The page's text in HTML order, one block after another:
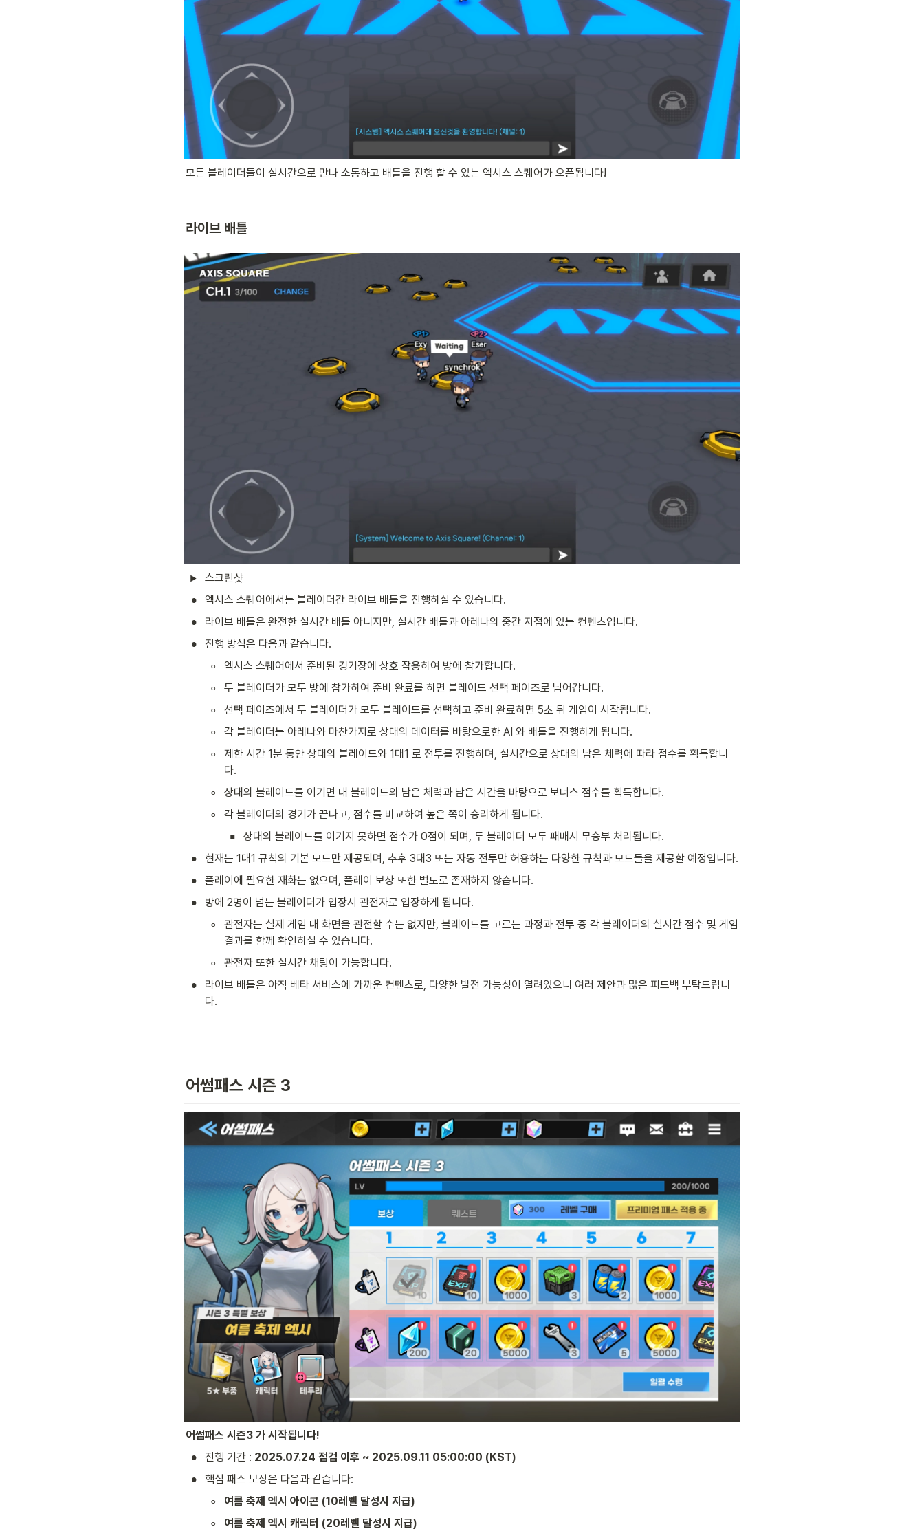
모든 블레이더들이 실시간으로 만나 소통하고 배틀을 진행 할 수 있는 엑시스 스퀘어가 오픈됩니다!
라이브 배틀
스크린샷
• 엑시스 스퀘어에서는 블레이더간 라이브 배틀을 진행하실 수 있습니다.
• 라이브 배틀은 완전한 실시간 배틀 아니지만, 실시간 배틀과 아레나의 중간 지점에 있는 컨텐츠입니다.
• 진행 방식은 다음과 같습니다.
◦ 엑시스 스퀘어에서 준비된 경기장에 상호 작용하여 방에 참가합니다.
◦ 두 블레이더가 모두 방에 참가하여 준비 완료를 하면 블레이드 선택 페이즈로 넘어갑니다.
◦ 선택 페이즈에서 두 블레이더가 모두 블레이드를 선택하고 준비 완료하면 5초 뒤 게임이 시작됩니다.
◦ 각 블레이더는 아레나와 마찬가지로 상대의 데이터를 바탕으로한 AI 와 배틀을 진행하게 됩니다.
◦
제한 시간 1분 동안 상대의 블레이드와 1대1 로 전투를 진행하며, 실시간으로 상대의 남은 체력에 따라 점수를 획득합니
다.
◦ 상대의 블레이드를 이기면 내 블레이드의 남은 체력과 남은 시간을 바탕으로 보너스 점수를 획득합니다.
◦ 각 블레이더의 경기가 끝나고, 점수를 비교하여 높은 쪽이 승리하게 됩니다.
▪ 상대의 블레이드를 이기지 못하면 점수가 0점이 되며, 두 블레이더 모두 패배시 무승부 처리됩니다.
• 현재는 1대1 규칙의 기본 모드만 제공되며, 추후 3대3 또는 자동 전투만 허용하는 다양한 규칙과 모드들을 제공할 예정입니다.
• 플레이에 필요한 재화는 없으며, 플레이 보상 또한 별도로 존재하지 않습니다.
• 방에 2명이 넘는 블레이더가 입장시 관전자로 입장하게 됩니다.
◦
관전자는 실제 게임 내 화면을 관전할 수는 없지만, 블레이드를 고르는 과정과 전투 중 각 블레이더의 실시간 점수 및 게임
결과를 함께 확인하실 수 있습니다.
◦ 관전자 또한 실시간 채팅이 가능합니다.
•
라이브 배틀은 아직 베타 서비스에 가까운 컨텐츠로, 다양한 발전 가능성이 열려있으니 여러 제안과 많은 피드백 부탁드립니
다.
어썸패스 시즌 3
어썸패스 시즌3 가 시작됩니다!
• 진행 기간 : 2025.07.24 점검 이후 ~ 2025.09.11 05:00:00 (KST)
• 핵심 패스 보상은 다음과 같습니다:
◦ 여름 축제 엑시 아이콘 (10레벨 달성시 지급)
◦ 여름 축제 엑시 캐릭터 (20레벨 달성시 지급)